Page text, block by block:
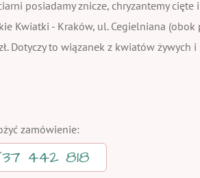
posiadamy znicze, chryzantemy cięte
Kwiatki - Kraków, ul. Cegielniana (obok
Dotyczy to wiązanek z kwiatów żywych
zamówienie:
442 818